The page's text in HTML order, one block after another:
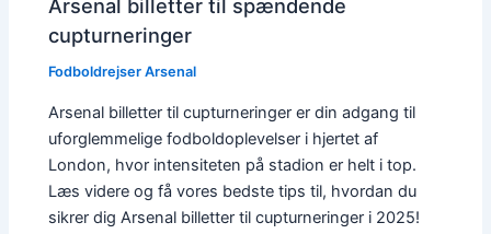
Arsenal billetter til spændende
cupturneringer
Fodboldrejser Arsenal
Arsenal billetter til cupturneringer er din adgang til
uforglemmelige fodboldoplevelser i hjertet af
London, hvor intensiteten på stadion er helt i top.
Læs videre og få vores bedste tips til, hvordan du
sikrer dig Arsenal billetter til cupturneringer i 2025!